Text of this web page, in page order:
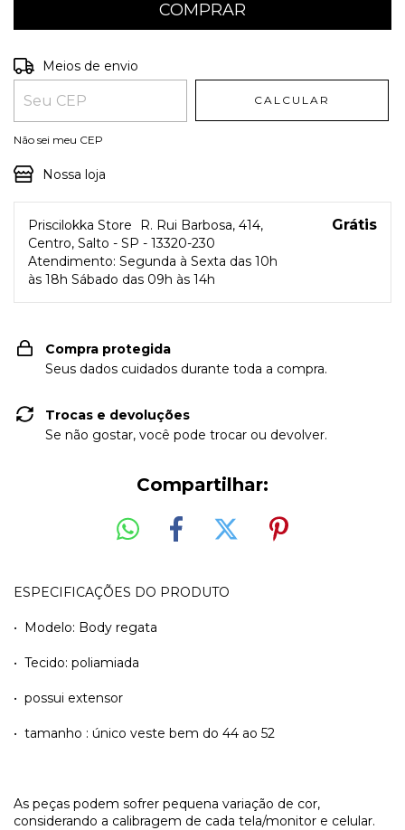
Entregas para o CEP:
Meios de envio
CALCULAR
Não sei meu CEP
Nossa loja
Priscilokka Store
R. Rui Barbosa, 414,
Centro, Salto - SP - 13320-230
Atendimento: Segunda à Sexta das 10h
às 18h Sábado das 09h às 14h
Grátis
Compra protegida
Seus dados cuidados durante toda a compra.
Trocas e devoluções
Se não gostar, você pode trocar ou devolver.
Compartilhar:
ESPECIFICAÇÕES DO PRODUTO
• Modelo: Body regata
• Tecido: poliamiada
• possui extensor
• tamanho : único veste bem do 44 ao 52
As peças podem sofrer pequena variação de cor,
considerando a calibragem de cada tela/monitor e celular.